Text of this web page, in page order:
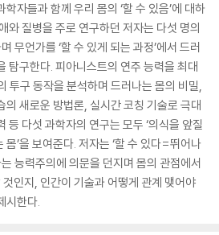
자들과 함께 우리 몸의 ‘할 수 있음’에 대하
와 질병을 주로 연구하던 저자는 다섯 명의
무언가를 ‘할 수 있게 되는 과정’에서 드러
탐구한다. 피아니스트의 연주 능력을 최대
투구 동작을 분석하며 드러나는 몸의 비밀,
의 새로운 방법론, 실시간 코칭 기술로 극대
등 다섯 과학자의 연구는 모두 ‘의식을 앞질
’을 보여준다. 저자는 ‘할 수 있다=뛰어나
능력주의에 의문을 던지며 몸의 관점에서
것인지, 인간이 기술과 어떻게 관계 맺어야
시한다.